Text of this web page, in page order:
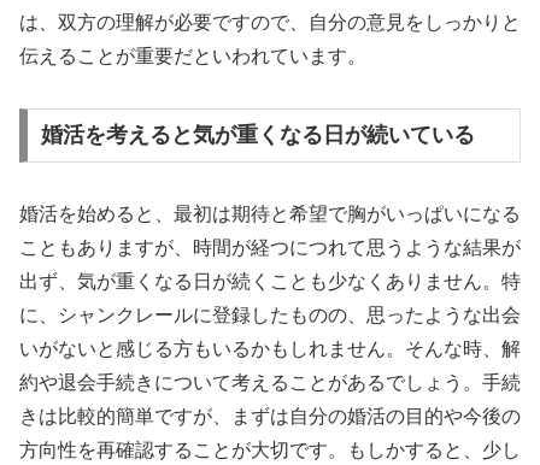
は、双方の理解が必要ですので、自分の意見をしっかりと
伝えることが重要だといわれています。
婚活を考えると気が重くなる日が続いている
婚活を始めると、最初は期待と希望で胸がいっぱいになる
こともありますが、時間が経つにつれて思うような結果が
出ず、気が重くなる日が続くことも少なくありません。特
に、シャンクレールに登録したものの、思ったような出会
いがないと感じる方もいるかもしれません。そんな時、解
約や退会手続きについて考えることがあるでしょう。手続
きは比較的簡単ですが、まずは自分の婚活の目的や今後の
方向性を再確認することが大切です。もしかすると、少し